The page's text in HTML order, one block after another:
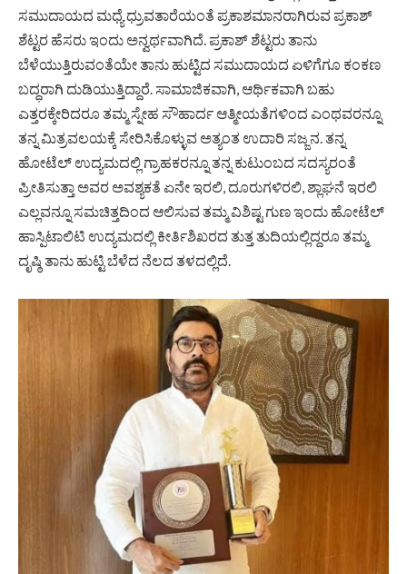
ಸಮುದಾಯದ ಮಧ್ಯೆ ಧ್ರುವತಾರೆಯಂತೆ ಪ್ರಕಾಶಮಾನರಾಗಿರುವ ಪ್ರಕಾಶ್
ಶೆಟ್ಟರ ಹೆಸರು ಇಂದು ಅನ್ವರ್ಥವಾಗಿದೆ. ಪ್ರಕಾಶ್ ಶೆಟ್ಟರು ತಾನು
ಬೆಳೆಯುತ್ತಿರುವಂತೆಯೇ ತಾನು ಹುಟ್ಟಿದ ಸಮುದಾಯದ ಏಳಿಗೆಗೂ ಕಂಕಣ
ಬದ್ಧರಾಗಿ ದುಡಿಯುತ್ತಿದ್ದಾರೆ. ಸಾಮಾಜಿಕವಾಗಿ, ಆರ್ಥಿಕವಾಗಿ ಬಹು
ಎತ್ತರಕ್ಕೇರಿದರೂ ತಮ್ಮ ಸ್ನೇಹ ಸೌಹಾರ್ದ ಆತ್ಮೀಯತೆಗಳಿಂದ ಎಂಥವರನ್ನೂ
ತನ್ನ ಮಿತ್ರವಲಯಕ್ಕೆ ಸೇರಿಸಿಕೊಳ್ಳುವ ಅತ್ಯಂತ ಉದಾರಿ ಸಜ್ಜನ. ತನ್ನ
ಹೋಟೆಲ್ ಉದ್ಯಮದಲ್ಲಿ ಗ್ರಾಹಕರನ್ನೂ ತನ್ನ ಕುಟುಂಬದ ಸದಸ್ಯರಂತೆ
ಪ್ರೀತಿಸುತ್ತಾ ಅವರ ಅವಶ್ಯಕತೆ ಏನೇ ಇರಲಿ, ದೂರುಗಳಿರಲಿ, ಶ್ಲಾಘನೆ ಇರಲಿ
ಎಲ್ಲವನ್ನೂ ಸಮಚಿತ್ತದಿಂದ ಆಲಿಸುವ ತಮ್ಮ ವಿಶಿಷ್ಟ ಗುಣ ಇಂದು ಹೋಟೆಲ್
ಹಾಸ್ಪಿಟಾಲಿಟಿ ಉದ್ಯಮದಲ್ಲಿ ಕೀರ್ತಿಶಿಖರದ ತುತ್ತ ತುದಿಯಲ್ಲಿದ್ದರೂ ತಮ್ಮ
ದೃಷ್ಠಿ ತಾನು ಹುಟ್ಟಿ ಬೆಳೆದ ನೆಲದ ತಳದಲ್ಲಿದೆ.